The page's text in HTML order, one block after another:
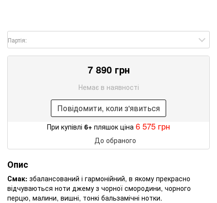
Партія:
7 890 грн
Немає в наявності
Повідомити, коли з'явиться
При купівлі 6+ пляшок ціна 6 575 грн
До обраного
Опис
Смак: збалансований і гармонійний, в якому прекрасно
відчуваються ноти джему з чорної смородини, чорного
перцю, малини, вишні, тонкі бальзамічні нотки.